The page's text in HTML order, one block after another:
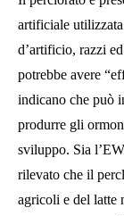
artificiale
d’artificio, razzi
potrebbe avere
indicano che può
produrre gli
sviluppo. Sia
rilevato che il
agricoli e del latte